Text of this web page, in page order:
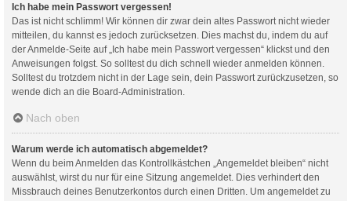
Ich habe mein Passwort vergessen!
Das ist nicht schlimm! Wir können dir zwar dein altes Passwort nicht wieder
mitteilen, du kannst es jedoch zurücksetzen. Dies machst du, indem du auf
der Anmelde-Seite auf „Ich habe mein Passwort vergessen“ klickst und den
Anweisungen folgst. So solltest du dich schnell wieder anmelden können.
Solltest du trotzdem nicht in der Lage sein, dein Passwort zurückzusetzen, so
wende dich an die Board-Administration.
Nach oben
Warum werde ich automatisch abgemeldet?
Wenn du beim Anmelden das Kontrollkästchen „Angemeldet bleiben“ nicht
auswählst, wirst du nur für eine Sitzung angemeldet. Dies verhindert den
Missbrauch deines Benutzerkontos durch einen Dritten. Um angemeldet zu